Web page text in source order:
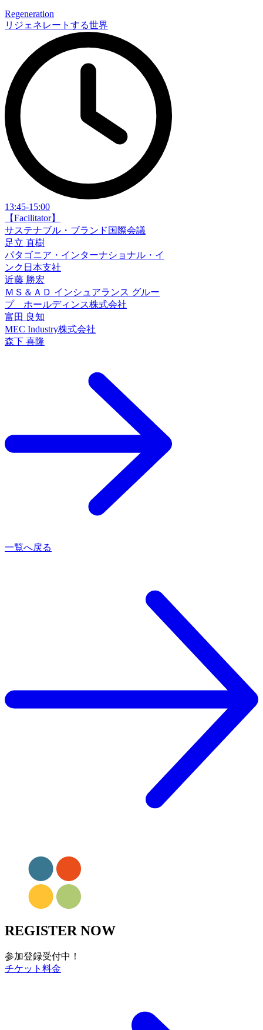
Regeneration
リジェネレートする世界
13:45-15:00
【Facilitator】
サステナブル・ブランド国際会議
足立 直樹
パタゴニア・インターナショナル・イ
ンク日本支社
近藤 勝宏
ＭＳ＆ＡＤ インシュアランス グルー
プ ホールディンス株式会社
富田 良知
MEC Industry株式会社
森下 喜隆
一覧へ戻る
REGISTER NOW
参加登録受付中！
チケット料金